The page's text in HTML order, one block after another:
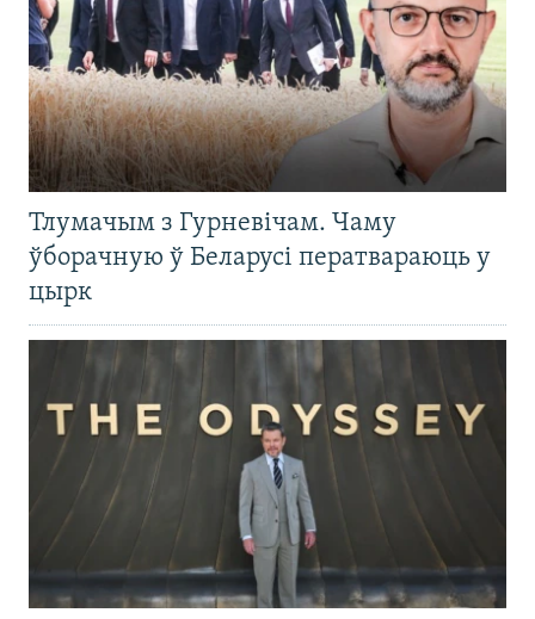
Тлумачым з Гурневічам. Чаму
ўборачную ў Беларусі ператвараюць у
цырк